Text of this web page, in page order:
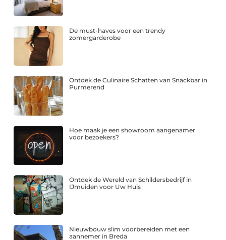
De must-haves voor een trendy
zomergarderobe
Ontdek de Culinaire Schatten van Snackbar in
Purmerend
Hoe maak je een showroom aangenamer
voor bezoekers?
Ontdek de Wereld van Schildersbedrijf in
IJmuiden voor Uw Huis
Nieuwbouw slim voorbereiden met een
aannemer in Breda